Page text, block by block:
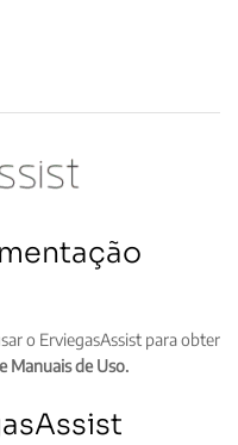
o ErviegasAssist para obter
Manuais de Uso.